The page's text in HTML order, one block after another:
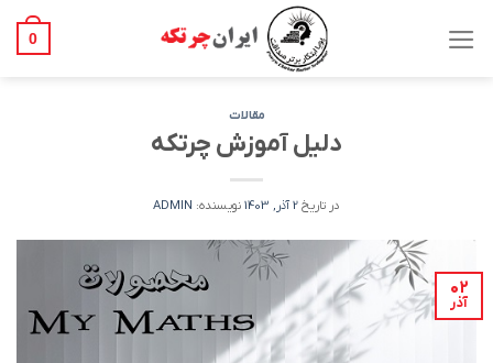
0
مقالات
دلیل آموزش چرتکه
در تاریخ 2 آذر, 1403 نویسنده: ADMIN
۰۲
آذر